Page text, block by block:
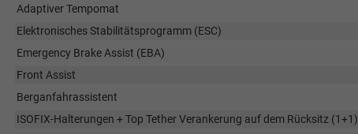
Adaptiver Tempomat
Elektronisches Stabilitätsprogramm (ESC)
Emergency Brake Assist (EBA)
Front Assist
Berganfahrassistent
ISOFIX-Halterungen + Top Tether Verankerung auf dem Rücksitz (1+1)